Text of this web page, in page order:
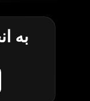
به